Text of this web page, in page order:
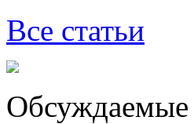
Все статьи